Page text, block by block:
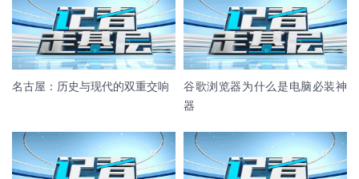
名古屋：历史与现代的双重交响
谷歌浏览器为什么是电脑必装神
器